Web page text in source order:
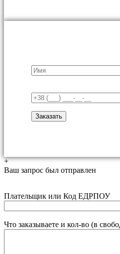
+
Ваш запрос был отправлен
Плательщик или Код ЕДРПОУ
Что заказываете и кол-во (в